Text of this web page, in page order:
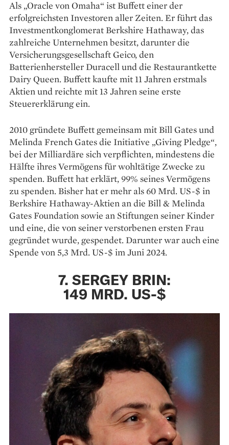
Als „Oracle von Omaha“ ist Buffett einer der
erfolgreichsten Investoren aller Zeiten. Er führt das
Investmentkonglomerat Berkshire Hathaway, das
zahlreiche Unternehmen besitzt, darunter die
Versicherungsgesellschaft Geico, den
Batterienhersteller Duracell und die Restaurantkette
Dairy Queen. Buffett kaufte mit 11 Jahren erstmals
Aktien und reichte mit 13 Jahren seine erste
Steuererklärung ein.
2010 gründete Buffett gemeinsam mit Bill Gates und
Melinda French Gates die Initiative „Giving Pledge“,
bei der Milliardäre sich verpflichten, mindestens die
Hälfte ihres Vermögens für wohltätige Zwecke zu
spenden. Buffett hat erklärt, 99% seines Vermögens
zu spenden. Bisher hat er mehr als 60 Mrd. US-$ in
Berkshire Hathaway-Aktien an die Bill & Melinda
Gates Foundation sowie an Stiftungen seiner Kinder
und eine, die von seiner verstorbenen ersten Frau
gegründet wurde, gespendet. Darunter war auch eine
Spende von 5,3 Mrd. US-$ im Juni 2024.
7. SERGEY BRIN:
149 MRD. US-$